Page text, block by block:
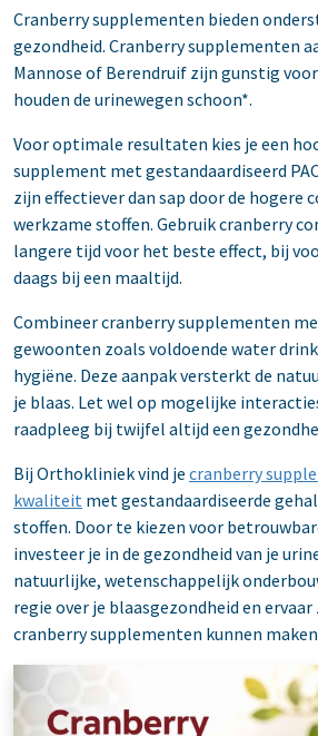
Cranberry supplementen bieden
gezondheid. Cranberry supplementen
Mannose of Berendruif zijn gunstig
houden de urinewegen schoon*.
Voor optimale resultaten kies je een
supplement met gestandaardiseerd
zijn effectiever dan sap door de hogere
werkzame stoffen. Gebruik cranberry
langere tijd voor het beste effect, bij
daags bij een maaltijd.
Combineer cranberry supplementen
gewoonten zoals voldoende water
hygiëne. Deze aanpak versterkt de
je blaas. Let wel op mogelijke
raadpleeg bij twijfel altijd een
Bij Orthokliniek vind je cranberry
kwaliteit met gestandaardiseerde
stoffen. Door te kiezen voor
investeer je in de gezondheid van je
natuurlijke, wetenschappelijk
regie over je blaasge­zondheid en
cranberry supplementen kunnen